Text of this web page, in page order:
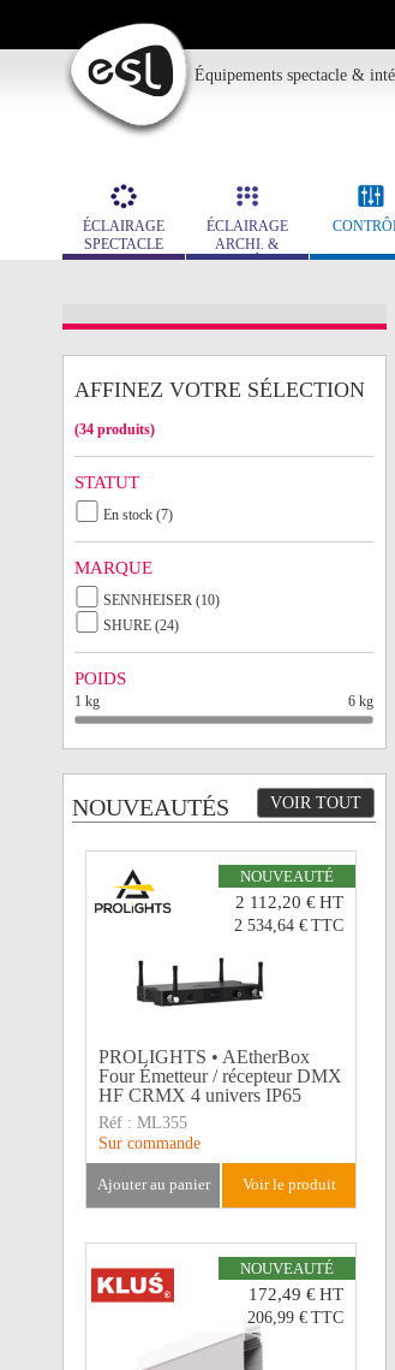
Équipements spectacle &
ÉCLAIRAGE
SPECTACLE
ÉCLAIRAGE
ARCHI. &
MUSÉO.
AFFINEZ VOTRE SÉLECTION
(34 produits)
STATUT
En stock (7)
MARQUE
SENNHEISER (10)
SHURE (24)
POIDS
1 kg 6 kg
NOUVEAUTÉS VOIR TOUT
NOUVEAUTÉ
2 112,20 €HT
2 534,64 € TTC
PROLIGHTS • AEtherBox
Four Émetteur / récepteur DMX
HF CRMX 4 univers IP65
Réf : ML355
Sur commande
ajouter au panier voir le produit
NOUVEAUTÉ
172,49 €HT
206,99 € TTC